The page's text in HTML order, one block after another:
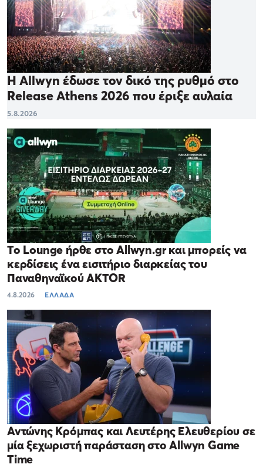
Η Allwyn έδωσε τον δικό της ρυθμό στο
Release Athens 2026 που έριξε αυλαία
5.8.2026
Το Lounge ήρθε στο Allwyn.gr και μπορείς να
κερδίσεις ένα εισιτήριο διαρκείας του
Παναθηναϊκού AKTOR
4.8.2026 ΕΛΛΑΔΑ
Αντώνης Κρόμπας και Λευτέρης Ελευθερίου σε
μία ξεχωριστή παράσταση στο Allwyn Game
Time